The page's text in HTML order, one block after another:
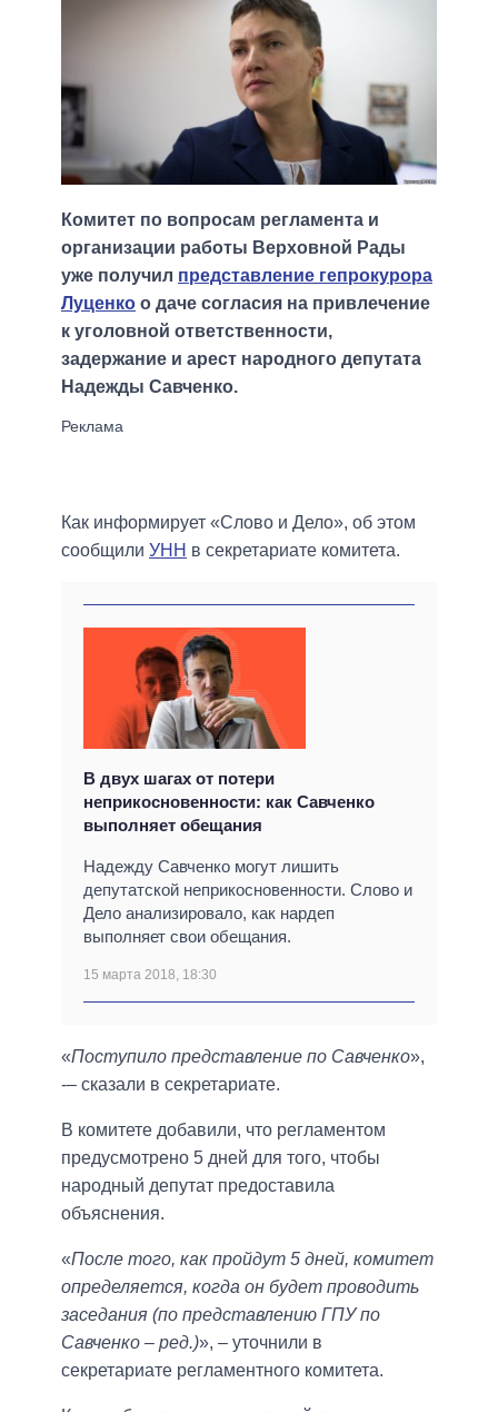
Комитет по вопросам регламента и
организации работы Верховной Рады
уже получил представление гепрокурора
Луценко о даче согласия на привлечение
к уголовной ответственности,
задержание и арест народного депутата
Надежды Савченко.
Как информирует «Слово и Дело», об этом
сообщили УНН в секретариате комитета.
В двух шагах от потери
неприкосновенности: как Савченко
выполняет обещания
Надежду Савченко могут лишить
депутатской неприкосновенности. Слово и
Дело анализировало, как нардеп
выполняет свои обещания.
15 марта 2018, 18:30
«Поступило представление по Савченко»,
-– сказали в секретариате.
В комитете добавили, что регламентом
предусмотрено 5 дней для того, чтобы
народный депутат предоставила
объяснения.
«После того, как пройдут 5 дней, комитет
определяется, когда он будет проводить
заседания (по представлению ГПУ по
Савченко – ред.)», – уточнили в
секретариате регламентного комитета.